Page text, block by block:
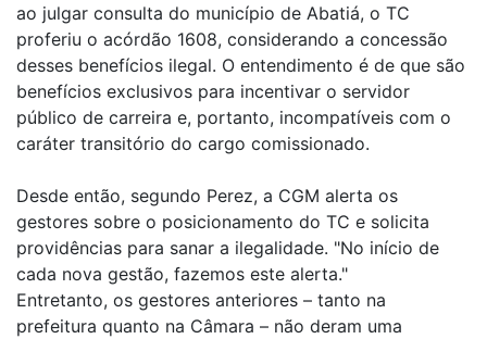
ao julgar consulta do município de Abatiá, o TC
proferiu o acórdão 1608, considerando a concessão
desses benefícios ilegal. O entendimento é de que são
benefícios exclusivos para incentivar o servidor
público de carreira e, portanto, incompatíveis com o
caráter transitório do cargo comissionado.
Desde então, segundo Perez, a CGM alerta os
gestores sobre o posicionamento do TC e solicita
providências para sanar a ilegalidade. "No início de
cada nova gestão, fazemos este alerta."
Entretanto, os gestores anteriores – tanto na
prefeitura quanto na Câmara – não deram uma